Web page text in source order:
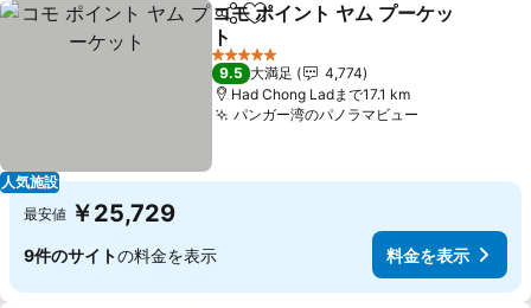
人気施設
シェアお気に入りに追加
コモ ポイント ヤム プーケッ
ト
料金を表示
5 ホテルのランク
9.5 大満足
4,774
Had Chong Ladまで17.1 km
パンガー湾のパノラマビュー
最安値 ￥25,729
9件のサイトの料金を表示 料金を表示